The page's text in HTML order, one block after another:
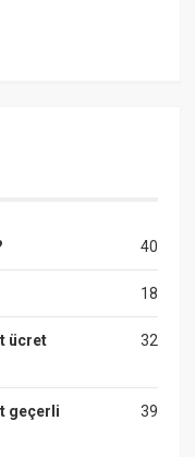
40
18
32
ücret
39
geçerli